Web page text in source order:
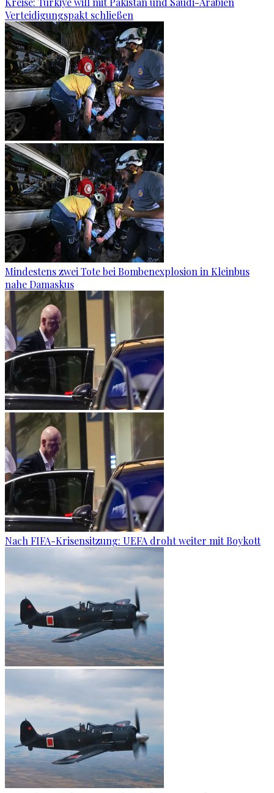
Verteidigungspakt schließen
Mindestens zwei Tote bei Bombenexplosion in Kleinbus
nahe Damaskus
Nach FIFA-Krisensitzung: UEFA droht weiter mit Boykott